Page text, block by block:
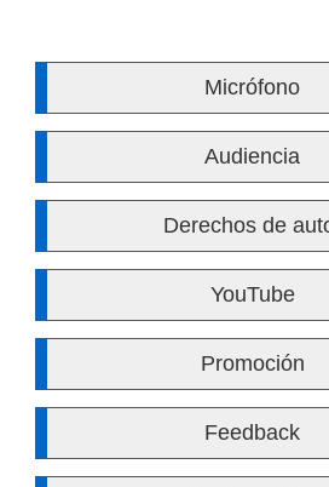
Micrófono
Audiencia
Derechos de
YouTube
Promoción
Feedback